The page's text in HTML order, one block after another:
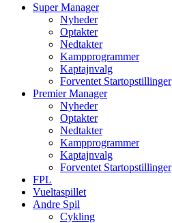
Super Manager
Nyheder
Optakter
Nedtakter
Kampprogrammer
Kaptajnvalg
Forventet Startopstillinger
Premier Manager
Nyheder
Optakter
Nedtakter
Kampprogrammer
Kaptajnvalg
Forventet Startopstillinger
FPL
Vueltaspillet
Andre Spil
Cykling